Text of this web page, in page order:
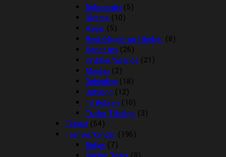
Boksgardin (5)
Diverse (10)
Hager (5)
Hesteklipper og tilbehør (8)
Hønet mv (26)
Krybber/Spande (21)
Mordax (2)
Opbinding (18)
Ophæng (12)
Til Boksen (10)
Trailer Tilbehør (3)
Tilskud (54)
Trenser/kandar (196)
Bidløs (7)